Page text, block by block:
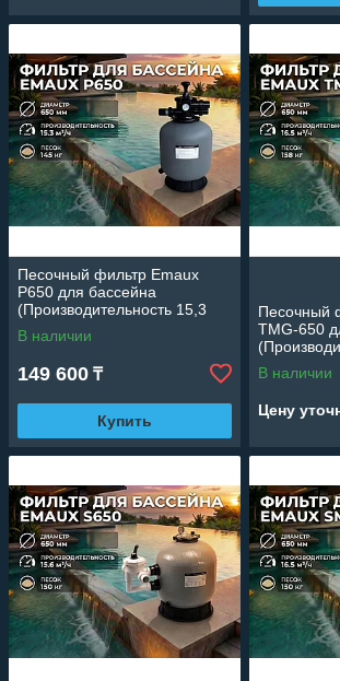
Песочный фильтр Emaux
P650 для бассейна
(Производительность 15,3
м3/ч, полипропиленовый,
диаметр 650 мм)
В наличии
149 600 ₸
Купить
Песочный
TMG-650
м3/ч,
диаметр
В наличии
Цену